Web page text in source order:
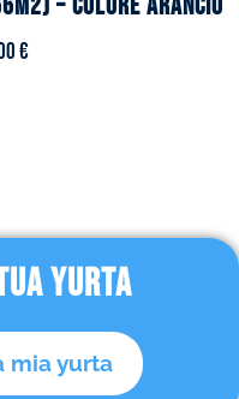
– Colore arancio
€
YURTA
mia yurta